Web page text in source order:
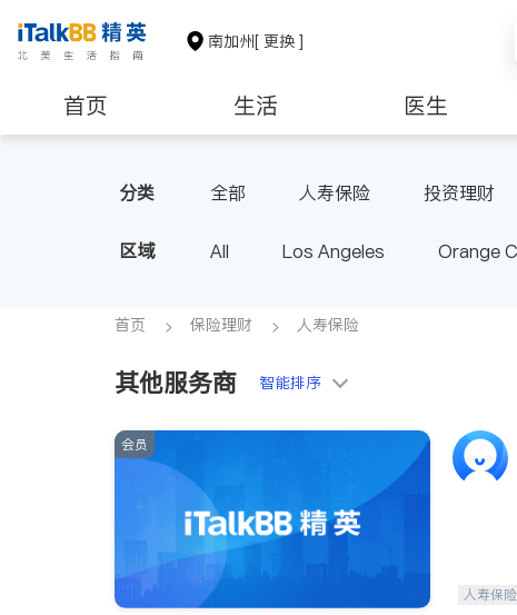
南加州[ 更换 ]
首页 生活 医生
分类 全部 人寿保险 投资理财
区域 All Los Angeles Orange
Inyo & San Bernardino
首页 保险理财 人寿保险
其他服务商 智能排序
会员
人寿保险